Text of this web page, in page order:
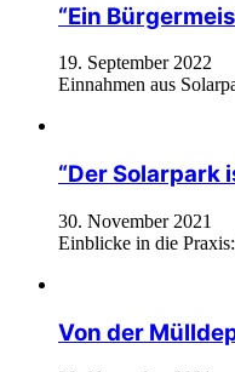
“Ein
19. September 2022
Einnahmen aus
“Der Solarpark
30. November 2021
Einblicke in die
Von der